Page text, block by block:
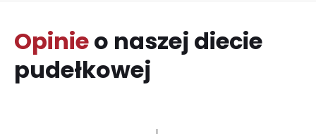
Opinieo naszej diecie
pudełkowej